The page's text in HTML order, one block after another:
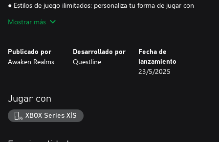
● Estilos de juego ilimitados: personaliza tu forma de jugar con
equipamiento para dar con tu configuración favorita.
Cada esquina de Avalon está llena de sorpresas: objetos ocultos,
secretos de la historia, enemigos únicos, mazmorras, misiones y
PNJ fascinantes. Explora libremente a tu rimo y lábrate tu destino
________________________________________
Combate dinámico
Cambia de forma fluida entre armas cuerpo a cuerpo, escudos,
arcos, magia, objetos arrojadizos, mezclas y mucho más. Esquiva,
Mostrar más
Publicado por
Awaken Realms
Desarrollado por
Questline
Fecha de
lanzamiento
23/5/2025
Jugar con
XBOX Series X|S